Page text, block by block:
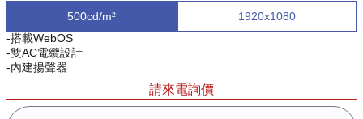
500cd/m²
1920x1080
-搭載WebOS
-雙AC電纜設計
-內建揚聲器
請來電詢價